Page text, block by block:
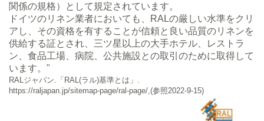
関係の規格）として規定されています。
ドイツのリネン業者においても、RALの厳しい水準をクリ
アし、その資格を有することが信頼と良い品質のリネンを
供給する証とされ、三ツ星以上の大手ホテル、レストラ
ン、食品工場、病院、公共施設との取引のために取得して
います。"
RALジャパン.「RAL(ラル)基準とは」.
https://raljapan.jp/sitemap-page/ral-page/,(参照2022-9-15)